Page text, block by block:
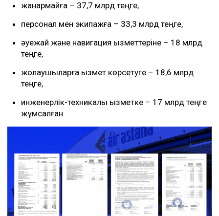
жанармайға – 37,7 млрд теңге,
персонал мен экипажға – 33,3 млрд теңге,
әуежай және навигация қызметтеріне – 18 млрд
теңге,
жолаушыларға қызмет көрсетуге – 18,6 млрд
теңге,
инженерлік-техникалық қызметке – 17 млрд теңге
жұмсалған.